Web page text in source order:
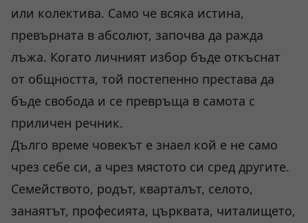
или колектива. Само че всяка истина,
превърната в абсолют, започва да ражда
лъжа. Когато личният избор бъде откъснат
от общността, той постепенно престава да
бъде свобода и се превръща в самота с
приличен речник.
Дълго време човекът е знаел кой е не само
чрез себе си, а чрез мястото си сред другите.
Семейството, родът, кварталът, селото,
занаятът, професията, църквата, читалището,